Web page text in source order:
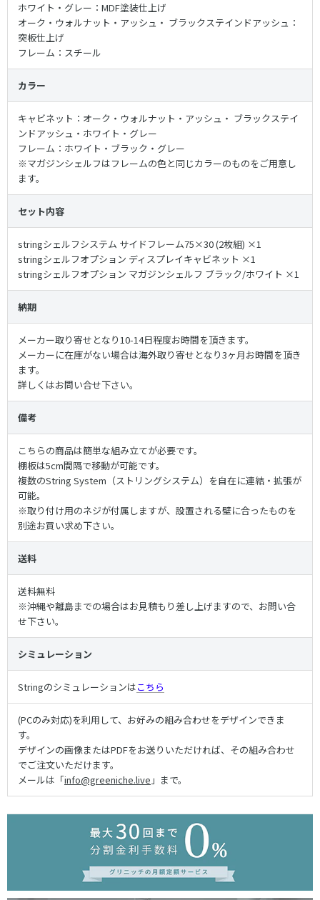
ホワイト・グレー：MDF塗装仕上げ
オーク・ウォルナット・アッシュ・ ブラックステインドアッシュ：
突板仕上げ
フレーム：スチール
カラー
キャビネット：オーク・ウォルナット・アッシュ・ ブラックステイ
ンドアッシュ・ホワイト・グレー
フレーム：ホワイト・ブラック・グレー
※マガジンシェルフはフレームの色と同じカラーのものをご用意し
ます。
セット内容
stringシェルフシステム サイドフレーム75×30 (2枚組) ×1
stringシェルフオプション ディスプレイキャビネット ×1
stringシェルフオプション マガジンシェルフ ブラック/ホワイト ×1
納期
メーカー取り寄せとなり10-14日程度お時間を頂きます。
メーカーに在庫がない場合は海外取り寄せとなり3ヶ月お時間を頂き
ます。
詳しくはお問い合せ下さい。
備考
こちらの商品は簡単な組み立てが必要です。
棚板は5cm間隔で移動が可能です。
複数のString System（ストリングシステム）を自在に連結・拡張が
可能。
※取り付け用のネジが付属しますが、設置される壁に合ったものを
別途お買い求め下さい。
送料
送料無料
※沖縄や離島までの場合はお見積もり差し上げますので、お問い合
せ下さい。
シミュレーション
Stringのシミュレーションはこちら
(PCのみ対応)を利用して、お好みの組み合わせをデザインできま
す。
デザインの画像またはPDFをお送りいただければ、その組み合わせ
でご注文いただけます。
メールは「info@greeniche.live 」まで。